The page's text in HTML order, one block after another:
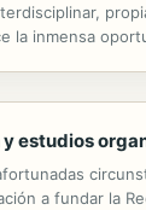
la inmensa
estudios
a fundar la